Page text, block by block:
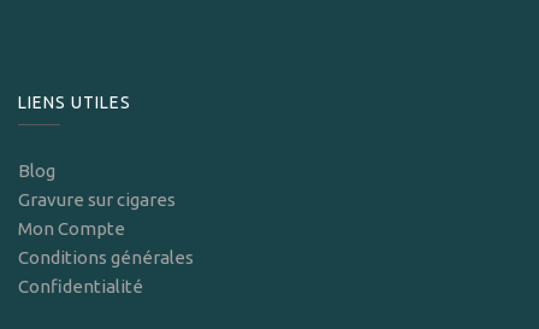
LIENS UTILES
Blog
Gravure sur cigares
Mon Compte
Conditions générales
Confidentialité